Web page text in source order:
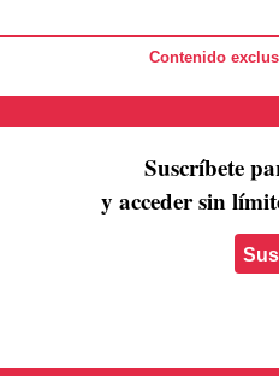
Contenido
Suscríbete
y acceder sin